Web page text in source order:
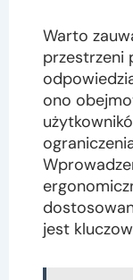
Warto
przestrzeni
ono
jest